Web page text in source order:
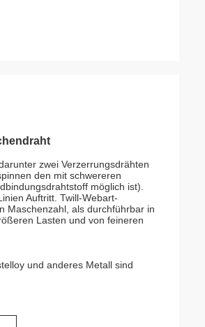
zwei Verzerrungsdrähten
den mit schwereren
möglich ist).
Auftritt. Twill-Webart-
Maschenzahl, als durchführbar in
Lasten und von feineren
und anderes Metall sind